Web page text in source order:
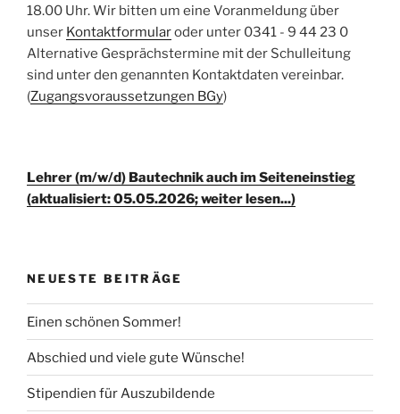
18.00 Uhr. Wir bitten um eine Voranmeldung über
unser Kontaktformularoder unter 0341 - 9 44 23 0
Alternative Gesprächstermine mit der Schulleitung
sind unter den genannten Kontaktdaten vereinbar.
(Zugangsvoraussetzungen BGy)
Lehrer (m/w/d) Bautechnik auch im Seiteneinstieg
(aktualisiert: 05.05.2026; weiter lesen...)
NEUESTE BEITRÄGE
Einen schönen Sommer!
Abschied und viele gute Wünsche!
Stipendien für Auszubildende